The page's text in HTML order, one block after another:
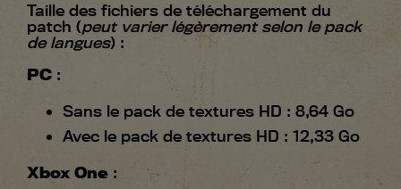
Taille des fichiers de téléchargement du
patch (peut varier légèrement selon le pack
de langues) :
PC :
Sans le pack de textures HD : 8,64 Go
Avec le pack de textures HD : 12,33 Go
Xbox One :